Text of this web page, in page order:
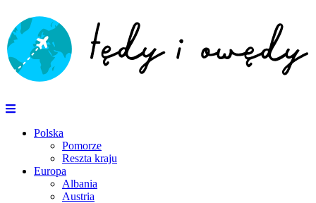
Polska
Pomorze
Reszta kraju
Europa
Albania
Austria